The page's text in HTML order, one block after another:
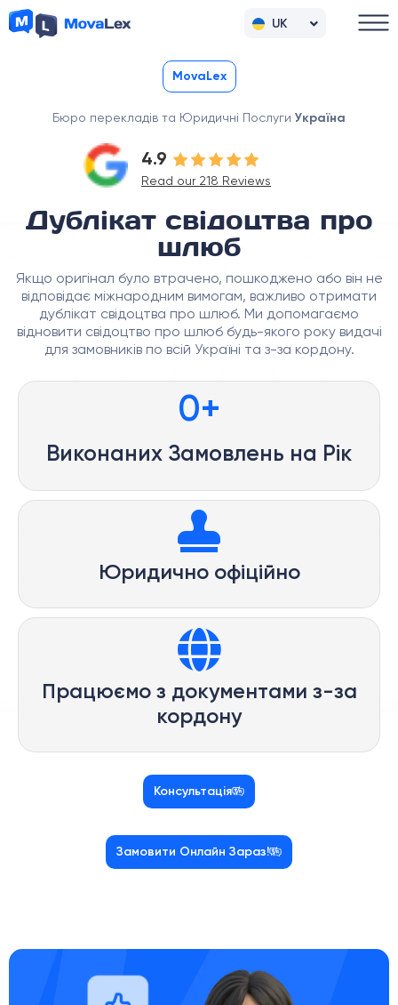
UK
RU
MovaLex
Бюро перекладів та Юридичні Послуги Україна
4.9
Read our 218 Reviews
Дублікат свідоцтва про
шлюб
Якщо оригінал було втрачено, пошкоджено або він не
відповідає міжнародним вимогам, важливо отримати
дублікат свідоцтва про шлюб. Ми допомагаємо
відновити свідоцтво про шлюб будь-якого року видачі
для замовників по всій Україні та з-за кордону.
Виконаних Замовлень на Рік
0+
Юридично офіційно
Працюємо з документами з-за
кордону
Консультація
Замовити Онлайн Зараз!